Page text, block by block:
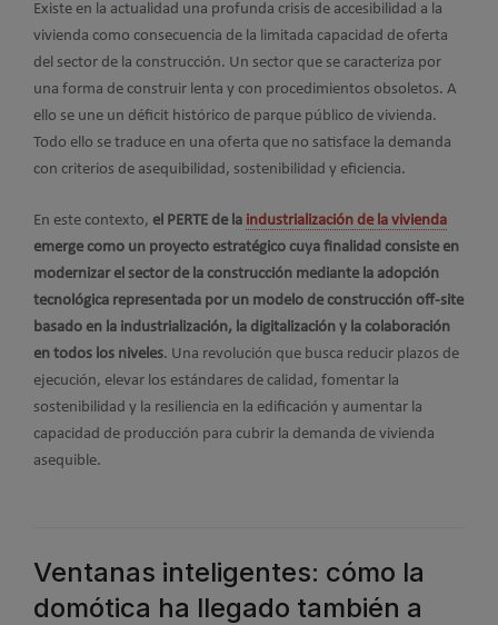
Existe en la actualidad una profunda crisis de accesibilidad a la
vivienda como consecuencia de la limitada capacidad de oferta
del sector de la construcción. Un sector que se caracteriza por
una forma de construir lenta y con procedimientos obsoletos. A
ello se une un déficit histórico de parque público de vivienda.
Todo ello se traduce en una oferta que no satisface la demanda
con criterios de asequibilidad, sostenibilidad y eficiencia.
En este contexto, el PERTE de la industrialización de la vivienda
emerge como un proyecto estratégico cuya finalidad consiste en
modernizar el sector de la construcción mediante la adopción
tecnológica representada por un modelo de construcción off-site
basado en la industrialización, la digitalización y la colaboración
en todos los niveles. Una revolución que busca reducir plazos de
ejecución, elevar los estándares de calidad, fomentar la
sostenibilidad y la resiliencia en la edificación y aumentar la
capacidad de producción para cubrir la demanda de vivienda
asequible.
Ventanas inteligentes: cómo la
domótica ha llegado también a